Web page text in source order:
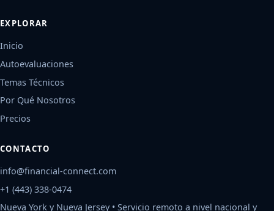
EXPLORAR
Inicio
Autoevaluaciones
Temas Técnicos
Por Qué Nosotros
Precios
CONTACTO
info@financial-connect.com
+1 (443) 338-0474
Nueva York y Nueva Jersey • Servicio remoto a nivel nacional y